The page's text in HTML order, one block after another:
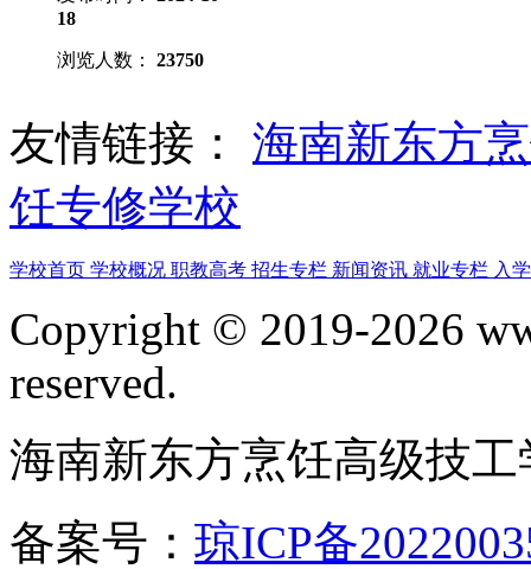
18
浏览人数： 23750
友情链接：
海南新东方
饪专修学校
学校首页 学校概况 职教高考 招生专栏 新闻资讯 就业专栏 入
Copyright © 2019-2026
reserved.
海南新东方烹饪高级技
备案号： 琼ICP备